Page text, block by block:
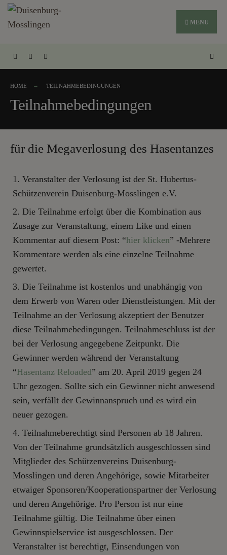
MENU
HOME TEILNAHMEBEDINGUNGEN
Teilnahmebedingungen
für die Megaverlosung des Hasentanzes
Veranstalter der Verlosung ist der St. Hubertus-
Schützenverein Duisenburg-Mosslingen e.V.
Die Teilnahme erfolgt über die Kombination aus
Zusage zur Veranstaltung, einem Like und einen
Kommentar auf diesem Post: “hier klicken” -Mehrere
Kommentare werden als eine einzelne Teilnahme
gewertet.
Die Teilnahme ist kostenlos und unabhängig von
dem Erwerb von Waren oder Dienstleistungen. Mit der
Teilnahme an der Verlosung akzeptiert der Benutzer
diese Teilnahmebedingungen. Teilnahmeschluss ist der
bei der Verlosung angegebene Zeitpunkt. Die
Gewinner werden während der Veranstaltung
“Hasentanz Reloaded” am 20. April 2019 gegen 24
Uhr gezogen. Sollte sich ein Gewinner nicht anwesend
sein, verfällt der Gewinnanspruch und es wird ein
neuer gezogen.
Teilnahmeberechtigt sind Personen ab 18 Jahren.
Von der Teilnahme grundsätzlich ausgeschlossen sind
Mitglieder des Schützenvereins Duisenburg-
Mosslingen und deren Angehörige, sowie Mitarbeiter
etwaiger Sponsoren/Kooperationspartner der Verlosung
und deren Angehörige. Pro Person ist nur eine
Teilnahme gültig. Die Teilnahme über einen
Gewinnspielservice ist ausgeschlossen. Der
Veranstalter ist berechtigt, Einsendungen von